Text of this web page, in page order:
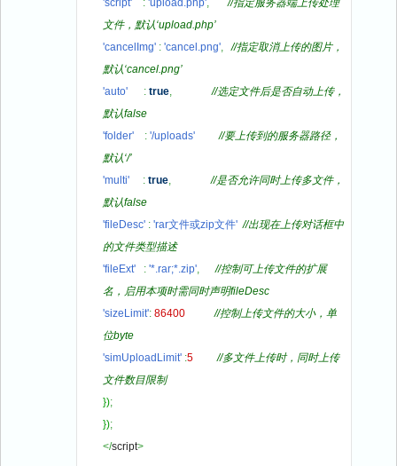
'script' : 'upload.php',
//指定服务器端上传处理
文件，默认‘upload.php’
'cancelImg' : 'cancel.png',
//指定取消上传的图片，
默认‘cancel.png’
'auto'
: true,
//选定文件后是否自动上传，
默认false
'folder'
: '/uploads'
//要上传到的服务器路径，
默认‘/’
'multi'
: true,
//是否允许同时上传多文件，
默认false
'fileDesc' : 'rar文件或zip文件' //出现在上传对话框中
的文件类型描述
'fileExt'
: '*.rar;*.zip',
//控制可上传文件的扩展
名，启用本项时需同时声明fileDesc
'sizeLimit': 86400
//控制上传文件的大小，单
位byte
'simUploadLimit' :5
//多文件上传时，同时上传
文件数目限制
});
});
</script>